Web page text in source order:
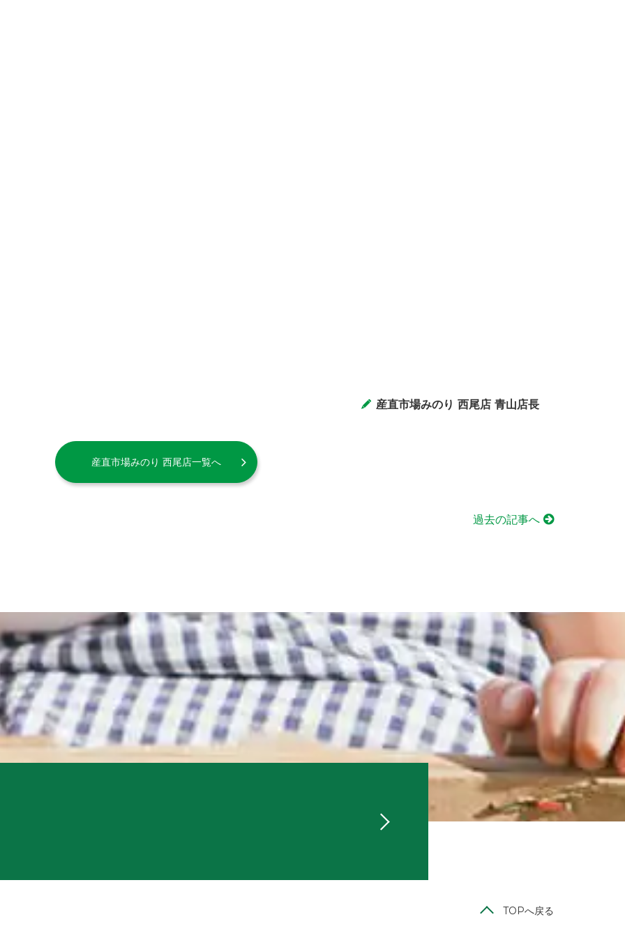
産直市場みのり 西尾店 青山店長
産直市場みのり 西尾店一覧へ
過去の記事へ
TOPへ戻る